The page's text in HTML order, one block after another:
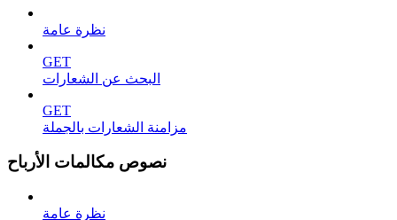
نظرة عامة
GET
البحث عن الشعارات
GET
مزامنة الشعارات بالجملة
نصوص مكالمات الأرباح
نظرة عامة